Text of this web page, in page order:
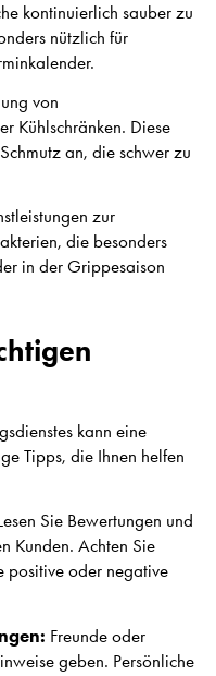
kontinuierlich sauber zu
nützlich für
von
Kühlschränken. Diese
an, die schwer zu
zur
die besonders
in der Grippesaison
kann eine
Tipps, die Ihnen helfen
Sie Bewertungen und
Kunden. Achten Sie
positive oder negative
Freunde oder
geben. Persönliche